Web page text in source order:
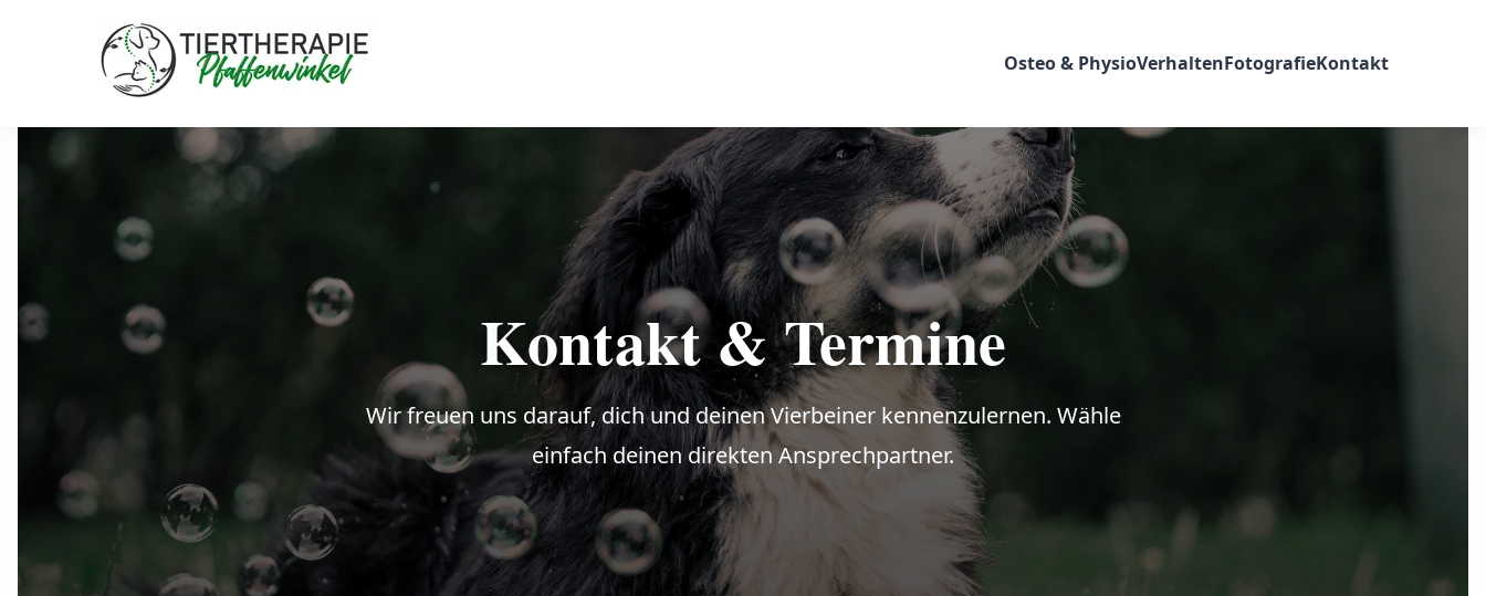
Osteo & PhysioVerhaltenFotografieKontakt
Kontakt & Termine
Wir freuen uns darauf, dich und deinen Vierbeiner kennenzulernen. Wähle
einfach deinen direkten Ansprechpartner.